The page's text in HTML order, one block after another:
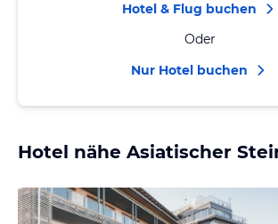
Hotel & Flug buchen
Oder
Nur Hotel buchen
Hotel nähe Asiatischer